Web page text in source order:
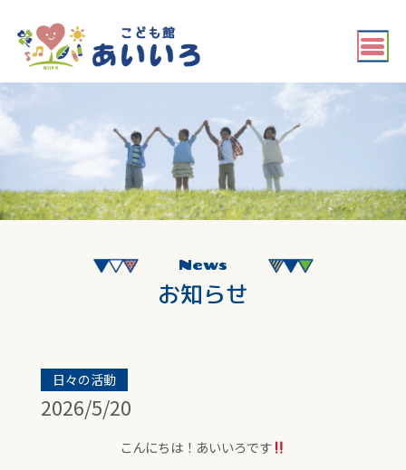
News
お知らせ
日々の活動
2026/5/20
こんにちは！あいいろです